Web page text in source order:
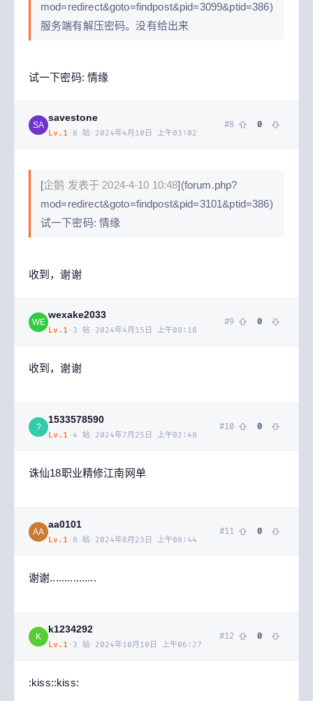
mod=redirect&goto=findpost&pid=3099&ptid=386)
服务端有解压密码。没有给出来
试一下密码: 情缘
SA
savestone
Lv. 1 · 8 帖 · 2024年4月10日 上午03:02
#8 0
[企鹅 发表于 2024-4-10 10:48](forum.php?
mod=redirect&goto=findpost&pid=3101&ptid=386)
试一下密码: 情缘
收到，谢谢
WE
wexake2033
Lv. 1 · 3 帖 · 2024年4月15日 上午08:18
#9 0
收到，谢谢
?
1533578590
Lv. 1 · 4 帖 · 2024年7月25日 上午02:48
#10 0
诛仙18职业精修江南网单
AA
aa0101
Lv. 1 · 8 帖 · 2024年8月23日 上午08:44
#11 0
谢谢................
K
k1234292
Lv. 1 · 3 帖 · 2024年10月10日 上午06:27
#12 0
:kiss::kiss: